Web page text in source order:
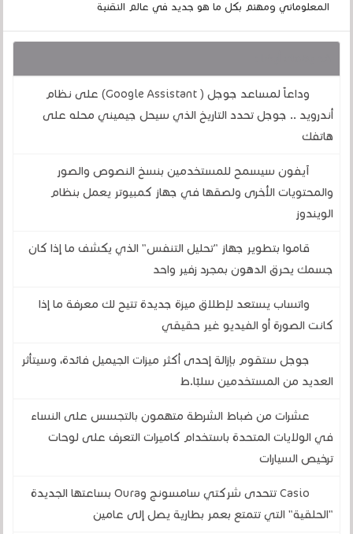
المعلوماتي ومهتم بكل ما هو جديد في عالم التقنية
وداعاً لمساعد جوجل ( Google Assistant) على نظام
أندرويد .. جوجل تحدد التاريخ الذي سيحل جيميني محله على
هاتفك
آيفون سيسمح للمستخدمين بنسخ النصوص والصور
والمحتويات الأخرى ولصقها في جهاز كمبيوتر يعمل بنظام
الويندوز
قاموا بتطوير جهاز "تحليل التنفس" الذي يكشف ما إذا كان
جسمك يحرق الدهون بمجرد زفير واحد
واتساب يستعد لإطلاق ميزة جديدة تتيح لك معرفة ما إذا
كانت الصورة أو الفيديو غير حقيقي
جوجل ستقوم بإزالة إحدى أكثر ميزات الجيميل فائدة، وسيتأثر
العديد من المستخدمين سلبًا.ط
عشرات من ضباط الشرطة متهمون بالتجسس على النساء
في الولايات المتحدة باستخدام كاميرات التعرف على لوحات
ترخيص السيارات
Casio تتحدى شركتي سامسونج وOura بساعتها الجديدة
"الحلقية" التي تتمتع بعمر بطارية يصل إلى عامين